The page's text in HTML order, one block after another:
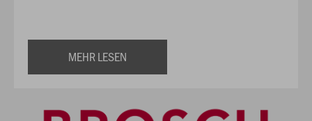
MEHR LESEN